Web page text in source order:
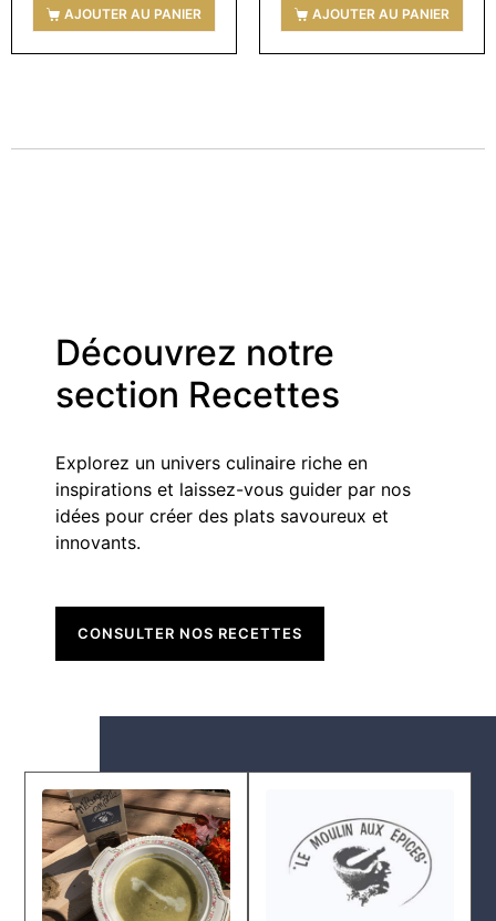
AJOUTER AU PANIER AJOUTER AU PANIER
Découvrez notre
section Recettes
Explorez un univers culinaire riche en
inspirations et laissez-vous guider par nos
idées pour créer des plats savoureux et
innovants.
CONSULTER NOS RECETTES